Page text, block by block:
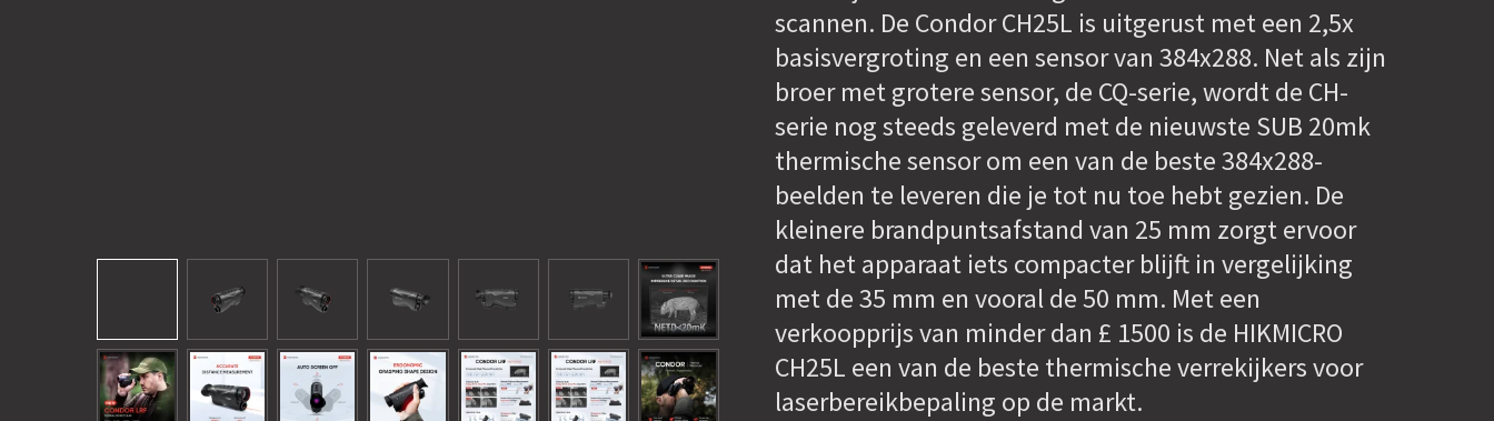
scannen. De Condor CH25L is uitgerust met een 2,5x
basisvergroting en een sensor van 384x288. Net als zijn
broer met grotere sensor, de CQ-serie, wordt de CH-
serie nog steeds geleverd met de nieuwste SUB 20mk
thermische sensor om een van de beste 384x288-
beelden te leveren die je tot nu toe hebt gezien. De
kleinere brandpuntsafstand van 25 mm zorgt ervoor
dat het apparaat iets compacter blijft in vergelijking
met de 35 mm en vooral de 50 mm. Met een
verkoopprijs van minder dan £ 1500 is de HIKMICRO
CH25L een van de beste thermische verrekijkers voor
laserbereikbepaling op de markt.